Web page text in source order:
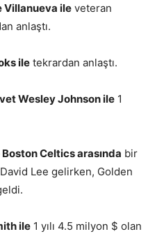
Villanueva ile veteran
anlaştı.
ile tekrardan anlaştı.
Wesley Johnson ile 1
Celtics arasında bir
Lee gelirken, Golden
ile 1 yılı 4.5 milyon $ olan